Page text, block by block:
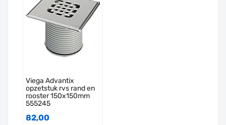
Viega Advantix
opzetstuk rvs rand en
rooster 150x150mm
555245
82,00